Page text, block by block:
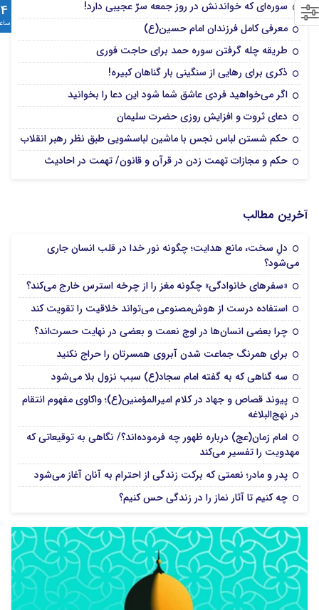
سوره‌ای که خواندنش در روز جمعه سرّ عجیبی دارد!
معرفی کامل فرزندان امام حسین(ع)
طریقه چله گرفتن سوره حمد برای حاجت فوری
ذکری برای رهایی از سنگینی بار گناهان کبیره!
اگر می‌خواهید فردی عاشق شما شود این دعا را بخوانید
دعای ثروت و افزایش روزی حضرت سلیمان
حکم شستن لباس نجس با ماشین لباسشویی طبق نظر رهبر انقلاب
حکم و مجازات تهمت زدن در قرآن و قانون/ تهمت در احادیث‌
آخرین مطالب
دلِ سخت، مانع هدایت؛ چگونه نور خدا در قلب انسان جاری
می‌شود؟
«سفرهای خانوادگی» چگونه مغز را از چرخه استرس خارج می‌کند؟
استفاده درست از هوش‌مصنوعی می‌تواند خلاقیت را تقویت کند
چرا بعضی انسان‌ها در اوج نعمت و بعضی در نهایت حسرت‌اند؟
برای همرنگ جماعت شدن آبروی همسرتان را حراج نکنید
سه گناهی که به گفته امام سجاد(ع) سبب نزول بلا می‌شود
پیوند قصاص و جهاد در کلام امیرالمؤمنین(ع)؛ واکاوی مفهوم انتقام
در نهج‌البلاغه
امام زمان(عج) درباره ظهور چه فرموده‌اند؟/ نگاهی به توقیعاتی که
مهدویت را تفسیر می‌کند
پدر و مادر؛ نعمتی که برکت زندگی از احترام به آنان آغاز می‌شود
چه کنیم تا آثار نماز را در زندگی حس کنیم؟